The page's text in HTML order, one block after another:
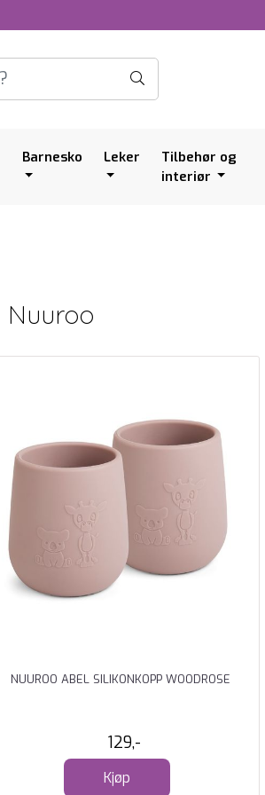
Barnesko Leker
Tilbehør og
interiør
Nuuroo
NUUROO ABEL SILIKONKOPP WOODROSE
129,-
Kjøp